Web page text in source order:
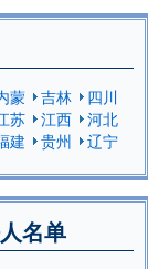
蒙 吉林
四川
苏 江西
河北
建 贵州
辽宁
名单